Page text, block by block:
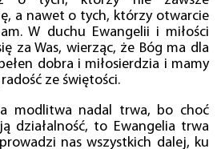
a nawet o tych, którzy otwarcie
W duchu Ewangelii i miłości
za Was, wierząc, że Bóg ma dla
dobra i miłosierdzia i mamy
ze świętości.
modlitwa nadal trwa, bo choć
działalność, to Ewangelia trwa
nas wszystkich dalej, ku